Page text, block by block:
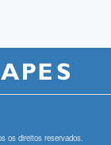
os direitos reservados.